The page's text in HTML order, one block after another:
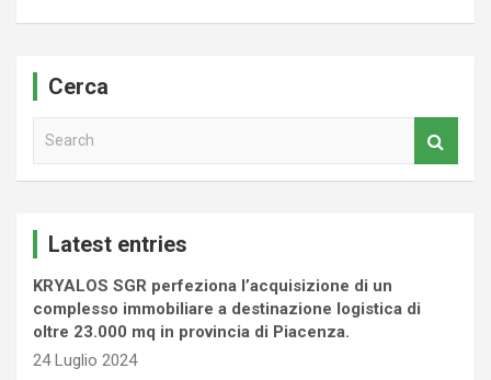
Cerca
Latest entries
KRYALOS SGR perfeziona l’acquisizione di un
complesso immobiliare a destinazione logistica di
oltre 23.000 mq in provincia di Piacenza.
24 Luglio 2024